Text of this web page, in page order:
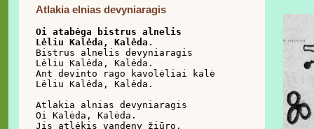
Atlakia elnias devyniaragis
Oi atabėga bistrus alnelis
Lėliu Kalėda, Kalėda.
Bistrus alnelis devyniaragis
Lėliu Kalėda, Kalėda.
Ant devinto rago kavolėliai kalė
Lėliu Kalėda, Kalėda.
Atlakia alnias devyniaragis
Oi Kalėda, Kalėda.
Jis atlėkis vandeny žiūro,